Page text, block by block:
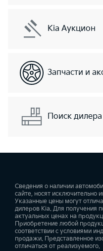
Kia Аукцион
Запчасти и
Поиск дилера
Сведения о наличии
сайте, носят
Указанные цены могут
дилеров Kia. Для получения
актуальных ценах на
Приобретение любой
соответствии с условиями
продажи. Представленное
отличаться от реализуемого.